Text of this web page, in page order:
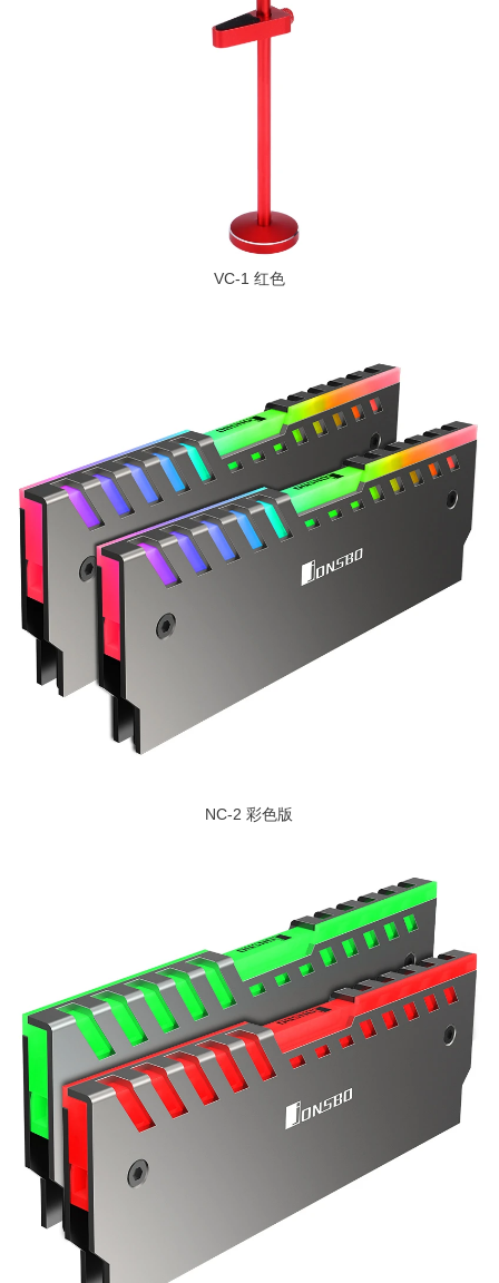
VC-1 红色
NC-2 彩色版